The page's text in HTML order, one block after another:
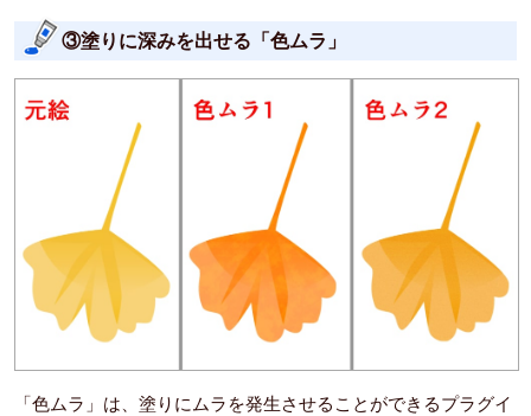
③塗りに深みを出せる「色ムラ」
「色ムラ」は、塗りにムラを発生させることができるプラグイ